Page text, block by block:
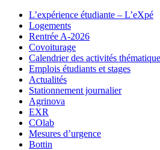
L’expérience étudiante – L’eXpé
Logements
Rentrée A-2026
Covoiturage
Calendrier des activités
Emplois étudiants et stages
Actualités
Stationnement journalier
Agrinova
EXR
COlab
Mesures d’urgence
Bottin